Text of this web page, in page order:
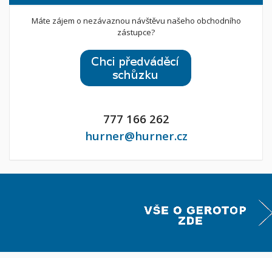
Máte zájem o nezávaznou návštěvu našeho obchodního
zástupce?
777 166 262
hurner@hurner.cz